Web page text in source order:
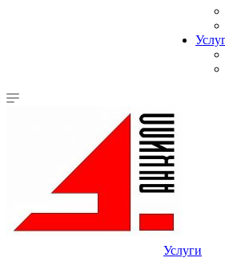
Услуги